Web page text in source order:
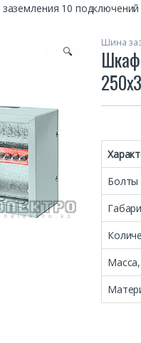
10 подключений
🔍
Шина
Шкаф
Болты
Масса,